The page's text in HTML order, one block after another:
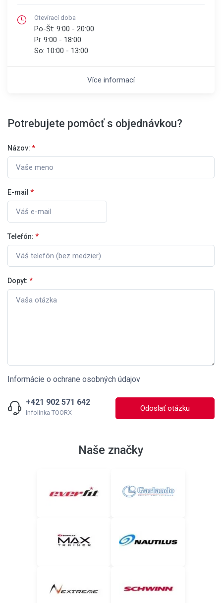
Otevírací doba
Po-Št: 9:00 - 20:00
Pi: 9:00 - 18:00
So: 10:00 - 13:00
Více informací
Potrebujete pomôcť s objednávkou?
Názov: *
E-mail *
Telefón: *
Dopyt: *
Informácie o ochrane osobných údajov
+421 902 571 642
Infolinka TOORX Odoslať otázku
Naše značky